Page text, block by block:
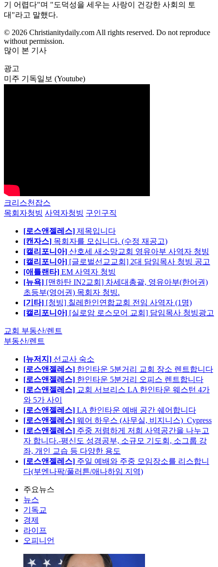
기 어렵다"며 "도덕성을 세우는 사랑이 건강한 사회의 토
대"라고 말했다.
© 2026 Christianitydaily.com All rights reserved. Do not reproduce
without permission.
많이 본 기사
광고
미주 기독일보 (Youtube)
크리스천잡스
목회자청빙 사역자청빙 구인구직
[로스앤젤레스] 제목입니다
[캔자스] 목회자를 모십니다. (수정 재공고)
[캘리포니아] 산호세 새소망교회 영유아부 사역자 청빙
[캘리포니아] [글로벌선교교회] 2대 담임목사 청빙 공고
[애틀랜타] EM 사역자 청빙
[뉴욕] [맨하탄 IN2교회] 차세대총괄, 영유아부(한어권)
초등부(영어권) 목회자 청빙.
[기타] [청빙] 칠레한인연합교회 전임 사역자 (1명)
[캘리포니아] [실로암 로스모어 교회] 담임목사 청빙광고
교회 부동산/렌트
부동산/렌트
[뉴저지] 선교사 숙소
[로스앤젤레스] 한인타운 5분거리 교회 장소 렌트합니다
[로스앤젤레스] 한인타운 5분거리 오피스 렌트합니다
[로스앤젤레스] 교회 서브리스 LA 한인타운 웨스턴 4가
와 5가 사이
[로스앤젤레스] LA 한인타운 예배 공간 쉐어합니다
[로스앤젤레스] 웨어 하우스 (사무실, 비지니스)_Cypress
[로스앤젤레스] 주중 저렴하게 저희 사역공간을 나누고
자 합니다.-평신도 성경공부, 소규모 기도회, 소그룹 강
좌, 개인 교습 등 다양한 용도
[로스앤젤레스] 주일 예배와 주중 모임장소를 리스합니
다(부엔나팍/풀러튼/애나하임 지역)
주요뉴스
뉴스
기독교
경제
라이프
오피니언